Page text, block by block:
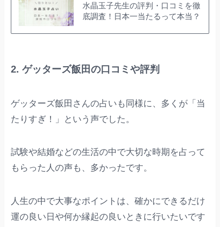
水晶玉子先生の評判・口コミを徹
底調査！日本一当たるって本当？
2. ゲッターズ飯田の口コミや評判
ゲッターズ飯田さんの占いも同様に、多くが「当
たりすぎ！」という声でした。
試験や結婚などの生活の中で大切な時期を占って
もらった人の声も、多かったです。
人生の中で大事なポイントは、確かにできるだけ
運の良い日や何か縁起の良いときに行いたいです